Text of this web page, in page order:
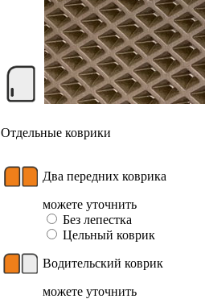
Отдельные коврики
Два передних коврика
можете уточнить
Без лепестка
Цельный коврик
Водительский коврик
можете уточнить